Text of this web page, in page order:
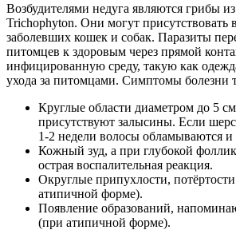
Возбудителями недуга являются грибы
Trichophyton. Они могут присутствовать
заболевших кошек и собак. Паразиты
питомцев к здоровым через прямой
инфицированную среду, такую как
ухода за питомцами. Симптомы болезни
Круглые области диаметром до 5
присутствуют залысины. Если
1-2 недели волосы обламываются
Кожный зуд, а при глубокой
острая воспалительная реакция.
Округлые припухлости,
атипичной форме).
Появление образований,
(при атипичной форме).